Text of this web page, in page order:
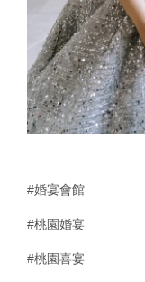
#婚宴會館
#桃園婚宴
#桃園喜宴